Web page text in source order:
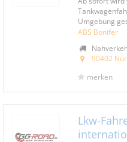
Umgebung
ABS Bonifer
90402
merken
Lkw-